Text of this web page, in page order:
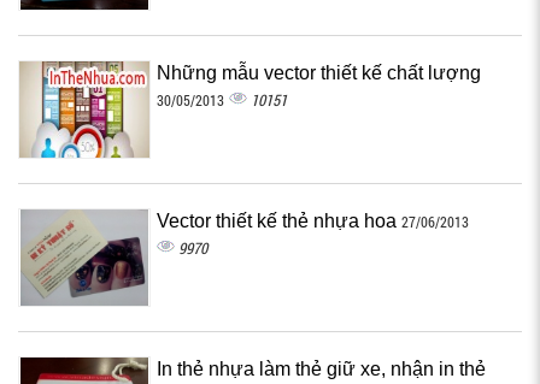
Những mẫu vector thiết kế chất lượng
30/05/2013 10151
Vector thiết kế thẻ nhựa hoa 27/06/2013
9970
In thẻ nhựa làm thẻ giữ xe, nhận in thẻ